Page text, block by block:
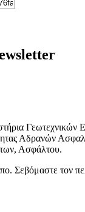
Γεωτεχνικών
Αδρανών
Ασφάλτου.
Σεβόμαστε τον